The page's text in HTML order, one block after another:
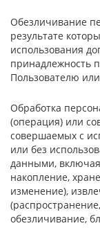
Обезличивание
результате
использования
принадлежность
Пользователю
Обработка
(операция) или
совершаемых с
или без
данными,
накопление,
изменение),
обезличивание,